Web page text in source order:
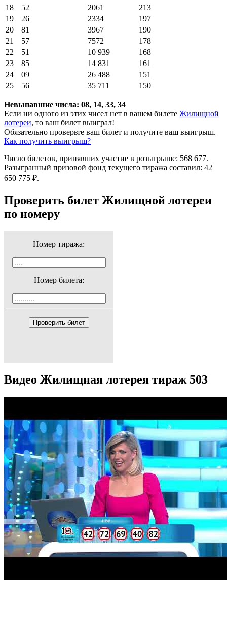
18
52 2061
213
19
26 2334
197
20
81 3967
190
21
57 7572
178
22
51 10 939
168
23
85 14 831
161
24
09 26 488
151
25
56 35 711 150
Невыпавшие числа: 08, 14, 33, 34
Если ни одного из этих чисел нет в вашем билете Жилищной
лотереи, то ваш билет выиграл!
Обязательно проверьте ваш билет и получите ваш выигрыш.
Как получить выигрыш?
Число билетов, принявших участие в розыгрыше: 568 677.
Разыгранный призовой фонд текущего тиража составил: 42
650 775 ₽.
Проверить билет Жилищной лотереи
по номеру
Номер тиража:
Номер билета:
Проверить билет
Видео Жилищная лотерея тираж 503